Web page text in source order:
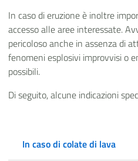
In caso di eruzione è inoltre
accesso alle aree interessate.
pericoloso anche in assenza di
fenomeni esplosivi improvvisi o
possibili.
Di seguito, alcune indicazioni
In caso di colate di lava